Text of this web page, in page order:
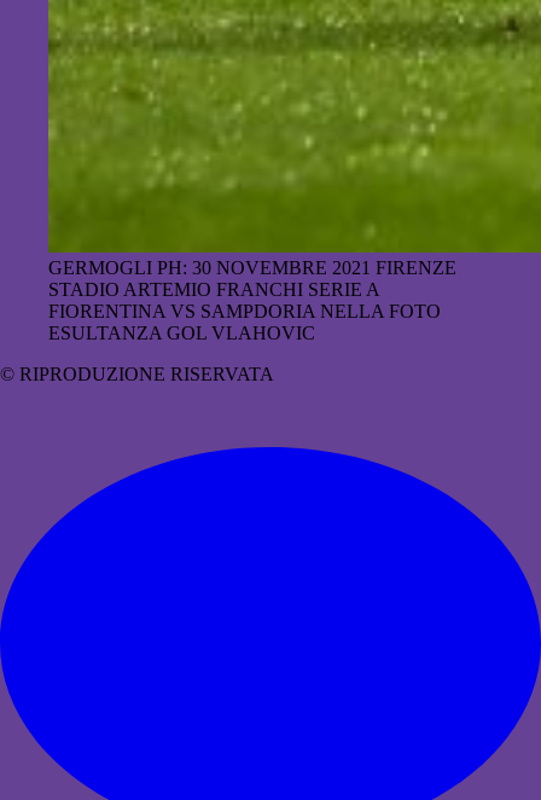
GERMOGLI PH: 30 NOVEMBRE 2021 FIRENZE
STADIO ARTEMIO FRANCHI SERIE A
FIORENTINA VS SAMPDORIA NELLA FOTO
ESULTANZA GOL VLAHOVIC
© RIPRODUZIONE RISERVATA